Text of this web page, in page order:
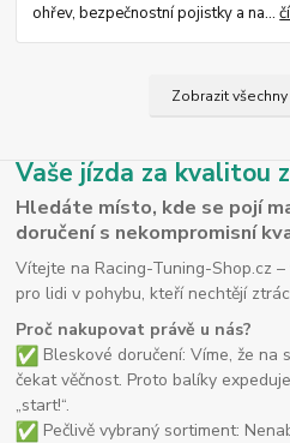
ohřev, bezpečnostní pojistky a na...
Zobrazit
Vaše jízda za kvalitou
Hledáte místo, kde se pojí
doručení s nekompromisní
Vítejte na Racing-Tuning-Shop.cz
pro lidi v pohybu, kteří nechtějí
Proč nakupovat právě u nás?
Bleskové doručení: Víme, že na
čekat věčnost. Proto balíky
„start!“.
Pečlivě vybraný sortiment: